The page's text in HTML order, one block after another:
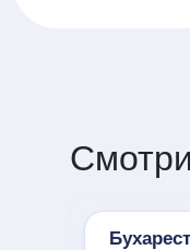
Бухарест